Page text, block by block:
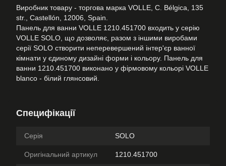
Виробник товару - торгова марка VOLLE, C. Bélgica, 135
str., Castellón, 12006, Spain.
Панель для ванни VOLLE 1210.451700 входить у серію
VOLLE SOLO, що дозволяє, разом з іншими виробами
серії SOLO створити неперевершений інтер'єр ванної
кімнати у єдиному дизайні форми і кольору. Панель для
ванни 1210.451700 виконано у фірмовому кольорі VOLLE
blanco - білий глянсовий.
Специфікації
Серія SOLO
Оригінальний артикул 1210.451700